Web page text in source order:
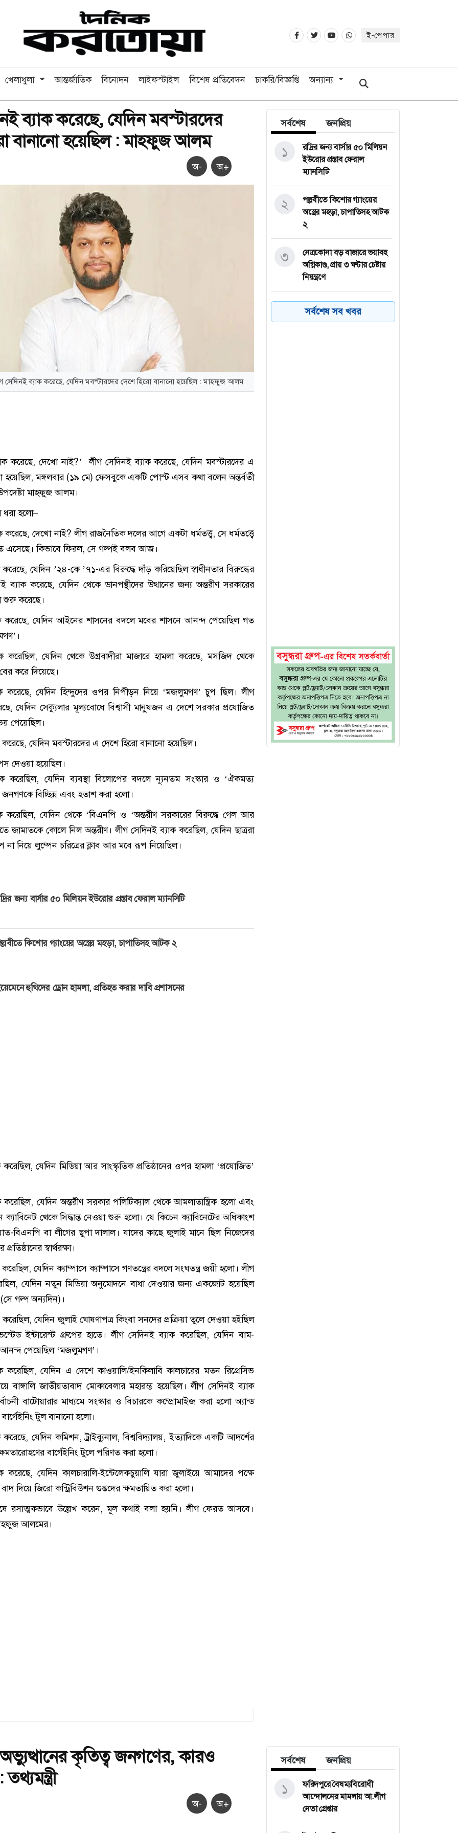
ই-পেপার
খেলাধুলা আন্তর্জাতিক বিনোদন লাইফস্টাইল বিশেষ প্রতিবেদন চাকরি/বিজ্ঞপ্তি অন্যান্য
ব্যাক করেছে, যেদিন মবস্টারদের
বানানো হয়েছিল : মাহফুজ আলম
অ- অ+
সেদিনই ব্যাক করেছে, যেদিন মবস্টারদের দেশে হিরো বানানো হয়েছিল : মাহফুজ আলম
করেছে, দেখো নাই?’ লীগ সেদিনই ব্যাক করেছে, যেদিন মবস্টারদের এ
হয়েছিল, মঙ্গলবার (১৯ মে) ফেসবুকে একটি পোস্ট এসব কথা বলেন অন্তর্বর্তী
মাহফুজ আলম।
হলো–
দেখো নাই? লীগ রাজনৈতিক দলের আগে একটা ধর্মতত্ত্ব, সে ধর্মতত্ত্বে
এসেছে। কিভাবে ফিরল, সে গল্পই বলব আজ।
যেদিন ’২৪-কে ’৭১-এর বিরুদ্ধে দাঁড় করিয়েছিল স্বাধীনতার বিরুদ্ধের
ব্যাক করেছে, যেদিন থেকে ডানপন্থীদের উত্থানের জন্য অন্তরীণ সরকারের
করেছে।
করেছে, যেদিন আইনের শাসনের বদলে মবের শাসনে আনন্দ পেয়েছিল গত
করেছিল, যেদিন থেকে উগ্রবাদীরা মাজারে হামলা করেছে, মসজিদ থেকে
করে দিয়েছে।
করেছে, যেদিন হিন্দুদের ওপর নিপীড়ন নিয়ে ‘মজলুমগণ’ চুপ ছিল। লীগ
যেদিন সেক্যুলার মূল্যবোধে বিশ্বাসী মানুষজন এ দেশে সরকার প্রযোজিত
পেয়েছিল।
যেদিন মবস্টারদের এ দেশে হিরো বানানো হয়েছিল।
দেওয়া হয়েছিল।
করেছিল, যেদিন ব্যবস্থা বিলোপের বদলে ন্যূনতম সংস্কার ও ‘ঐকমত্য
বিচ্ছিন্ন এবং হতাশ করা হলো।
করেছিল, যেদিন থেকে ‘বিএনপি ও ‘অন্তরীণ সরকারের বিরুদ্ধে গেল আর
জামাতকে কোলে নিল অন্তরীণ। লীগ সেদিনই ব্যাক করেছিল, যেদিন ছাত্ররা
না নিয়ে লুম্পেন চরিত্রের ক্লাব আর মবে রূপ নিয়েছিল।
জন্য বার্সার ৫০ মিলিয়ন ইউরোর প্রস্তাব ফেরাল ম্যানসিটি
কিশোর গ্যাংয়ের অস্ত্রের মহড়া, চাপাতিসহ আটক ২
হুথিদের ড্রোন হামলা, প্রতিহত করার দাবি প্রশাসনের
যেদিন মিডিয়া আর সাংস্কৃতিক প্রতিষ্ঠানের ওপর হামলা ‘প্রযোজিত’
করেছিল, যেদিন অন্তরীণ সরকার পলিটিক্যাল থেকে আমলাতান্ত্রিক হলো এবং
ক্যাবিনেট থেকে সিদ্ধান্ত নেওয়া শুরু হলো। যে কিচেন ক্যাবিনেটের অধিকাংশ
বিএনপি বা লীগের ছুপা দালাল। যাদের কাছে জুলাই মানে ছিল নিজেদের
স্বার্থরক্ষা।
যেদিন ক্যাম্পাসে ক্যাম্পাসে গণতন্ত্রের বদলে সংঘতন্ত্র জয়ী হলো। লীগ
যেদিন নতুন মিডিয়া অনুমোদনে বাধা দেওয়ার জন্য একজোট হয়েছিল
গল্প অন্যদিন)।
যেদিন জুলাই ঘোষণাপত্র কিংবা সনদের প্রক্রিয়া তুলে দেওয়া হইছিল
ইন্টারেস্ট গ্রুপের হাতে। লীগ সেদিনই ব্যাক করেছিল, যেদিন বাম-
আনন্দ পেয়েছিল ‘মজলুমগণ’।
করেছিল, যেদিন এ দেশে কাওয়ালি/ইনকিলাবি কালচারের মতন রিগ্রেসিভ
বাঙ্গালি জাতীয়তাবাদ মোকাবেলার মহারম্ভ হয়েছিল। লীগ সেদিনই ব্যাক
বাটোয়ারার মাধ্যমে সংস্কার ও বিচারকে কম্প্রোমাইজ করা হলো অ্যান্ড
টুল বানানো হলো।
যেদিন কমিশন, ট্রাইব্যুনাল, বিশ্ববিদ্যালয়, ইত্যাদিকে একটি আদর্শের
বার্গেইনিং টুলে পরিণত করা হলো।
করেছে, যেদিন কালচারালি-ইন্টেলেকচুয়ালি যারা জুলাইয়ে আমাদের পক্ষে
দিয়ে জিরো কন্ট্রিবিউশন গুপ্তদের ক্ষমতায়িত করা হলো।
রসাত্মকভাবে উল্লেখ করেন, মূল কথাই বলা হয়নি। লীগ ফেরত আসবে।
আলমের।
সর্বশেষ জনপ্রিয়
রদ্রির জন্য বার্সার ৫০ মিলিয়ন
ইউরোর প্রস্তাব ফেরাল
ম্যানসিটি
১
পল্লবীতে কিশোর গ্যাংয়ের
অস্ত্রের মহড়া, চাপাতিসহ আটক
২
২
নেত্রকোনা বড় বাজারে ভয়াবহ
অগ্নিকাণ্ড, প্রায় ৩ ঘণ্টার চেষ্টায়
নিয়ন্ত্রণে
৩
কয়েক ডজন
অভিবাসনপ্রত্যাশীকে উদ্ধার
সর্বশেষ সব খবর
কৃতিত্ব জনগণের, কারও
অ- অ+
সর্বশেষ জনপ্রিয়
ফরিদপুরে বৈষম্যবিরোধী
আন্দোলনের মামলায় আ.লীগ
নেতা গ্রেপ্তার
১